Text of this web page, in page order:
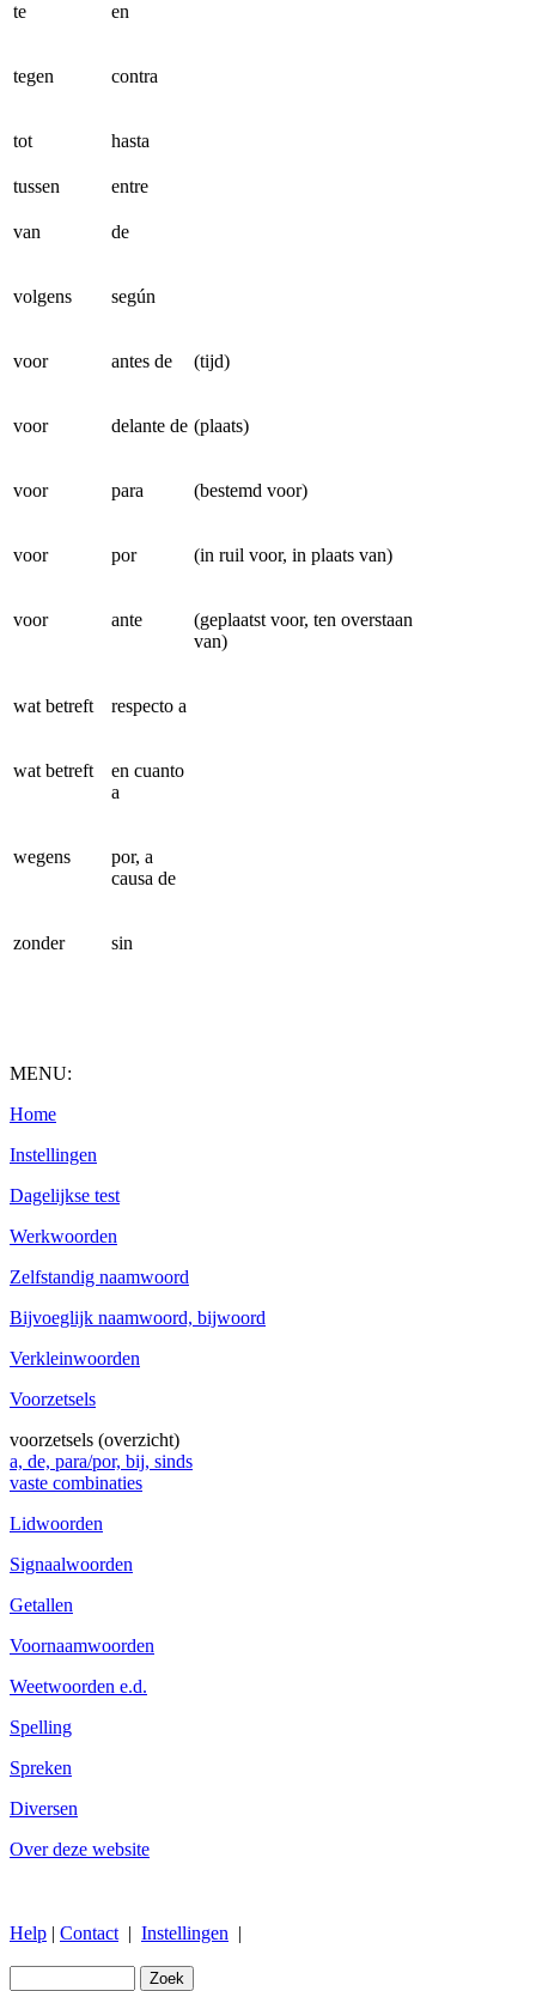
te en
tegen contra
tot hasta
tussen entre
van de
volgens según
voor antes de (tijd)
voor delante de (plaats)
voor para (bestemd voor)
voor por (in ruil voor, in plaats van)
voor ante
(geplaatst voor, ten overstaan
van)
wat betreft respecto a
wat betreft
en cuanto
a
wegens
por, a
causa de
zonder sin
MENU:
Home
Instellingen
Dagelijkse test
Werkwoorden
Zelfstandig naamwoord
Bijvoeglijk naamwoord, bijwoord
Verkleinwoorden
Voorzetsels
voorzetsels (overzicht)
a, de, para/por, bij, sinds
vaste combinaties
Lidwoorden
Signaalwoorden
Getallen
Voornaamwoorden
Weetwoorden e.d.
Spelling
Spreken
Diversen
Over deze website
Help | Contact | Instellingen |